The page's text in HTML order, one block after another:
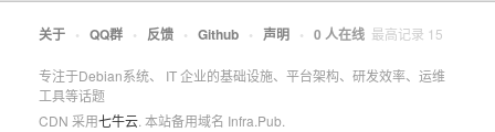
关于 • QQ群 • 反馈 • Github • 声明 • 0 人在线 最高记录 15
专注于Debian系统、 IT 企业的基础设施、平台架构、研发效率、运维
工具等话题
CDN 采用七牛云 . 本站备用域名 Infra.Pub.